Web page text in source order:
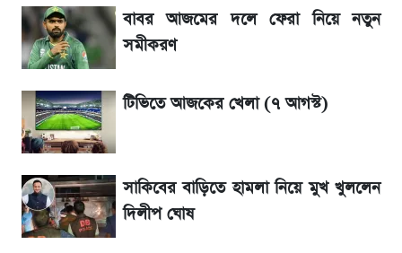
সাকিবের বাড়িতে হামলা নিয়ে মুখ খুললেন দিলীপ
ঘোষ
লিটনকে নিয়ে টিম ম্যানেজমেন্টের নতুন পরিকল্পনা
আগামীকালই স্পষ্ট হবে এসএসসি ফল প্রকাশের
তারিখ
জেনে নিন আজকের সোনা ও রুপার সর্বশেষ দাম
বাবর আজমের দলে ফেরা নিয়ে নতুন
সমীকরণ
টিভিতে আজকের খেলা (৭ আগস্ট)
সাকিবের বাড়িতে হামলা নিয়ে মুখ খুললেন
দিলীপ ঘোষ